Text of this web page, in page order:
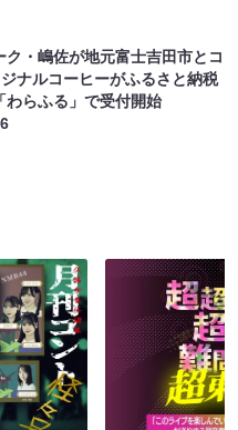
ク・嶋佐が地元富士吉田市とコ
ナルコーヒーがふるさと納税
わらふる」で受付開始